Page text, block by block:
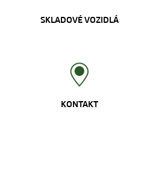
SKLADOVÉ VOZIDLÁ
KONTAKT